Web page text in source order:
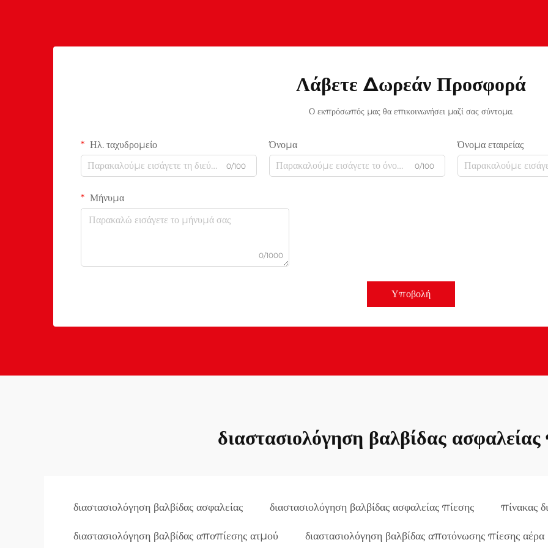
Λάβετε Δωρεάν Προσφορά
Ο εκπρόσωπός μας θα επικοινωνήσει μαζί σας σύντομα.
Ηλ. ταχυδρομείο
0/100
Όνομα
0/100
Όνομα εταιρείας
Μήνυμα
0/1000
Υποβολή
διαστασιολόγηση βαλβίδας ασφαλείας
διαστασιολόγηση βαλβίδας ασφαλείας διαστασιολόγηση βαλβίδας ασφαλείας πίεσης πίνακας
διαστασιολόγηση βαλβίδας αποπίεσης ατμού διαστασιολόγηση βαλβίδας αποτόνωσης πίεσης αέρα